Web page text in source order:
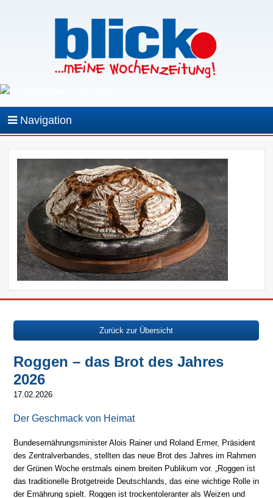
Navigation
Zurück zur Übersicht
Roggen – das Brot des Jahres
2026
17.02.2026
Der Geschmack von Heimat
Bundesernährungsminister Alois Rainer und Roland Ermer, Präsident
des Zentralverbandes, stellten das neue Brot des Jahres im Rahmen
der Grünen Woche erstmals einem breiten Publikum vor. „Roggen ist
das traditionelle Brotgetreide Deutschlands, das eine wichtige Rolle in
der Ernährung spielt. Roggen ist trockentoleranter als Weizen und